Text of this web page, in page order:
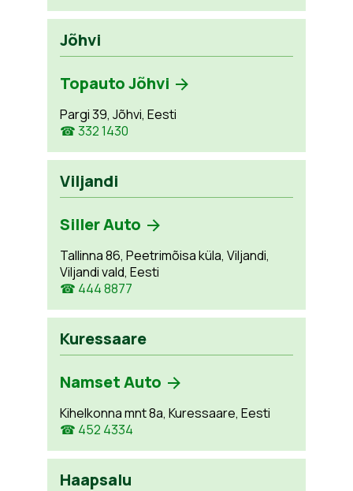
Jõhvi
Topauto Jõhvi
Pargi 39, Jõhvi, Eesti
☎ 332 1430
Viljandi
Siller Auto
Tallinna 86, Peetrimõisa küla, Viljandi,
Viljandi vald, Eesti
☎ 444 8877
Kuressaare
Namset Auto
Kihelkonna mnt 8a, Kuressaare, Eesti
☎ 452 4334
Haapsalu